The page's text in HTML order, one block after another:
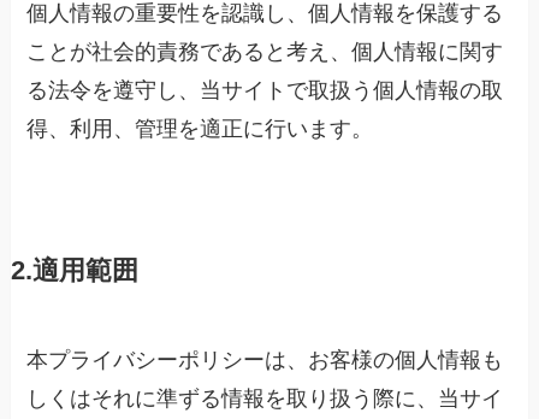
個人情報の重要性を認識し、個人情報を保護する
ことが社会的責務であると考え、個人情報に関す
る法令を遵守し、当サイトで取扱う個人情報の取
得、利用、管理を適正に行います。
2.適用範囲
本プライバシーポリシーは、お客様の個人情報も
しくはそれに準ずる情報を取り扱う際に、当サイ